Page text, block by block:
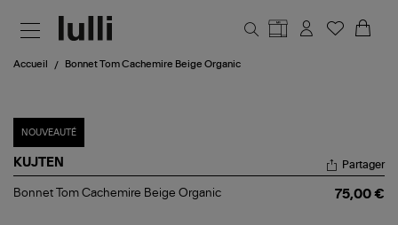
Accueil Bonnet Tom Cachemire Beige Organic
NOUVEAUTÉ
KUJTEN
Bonnet
Partager
Bonnet Tom Cachemire Beige Organic 75,00 €